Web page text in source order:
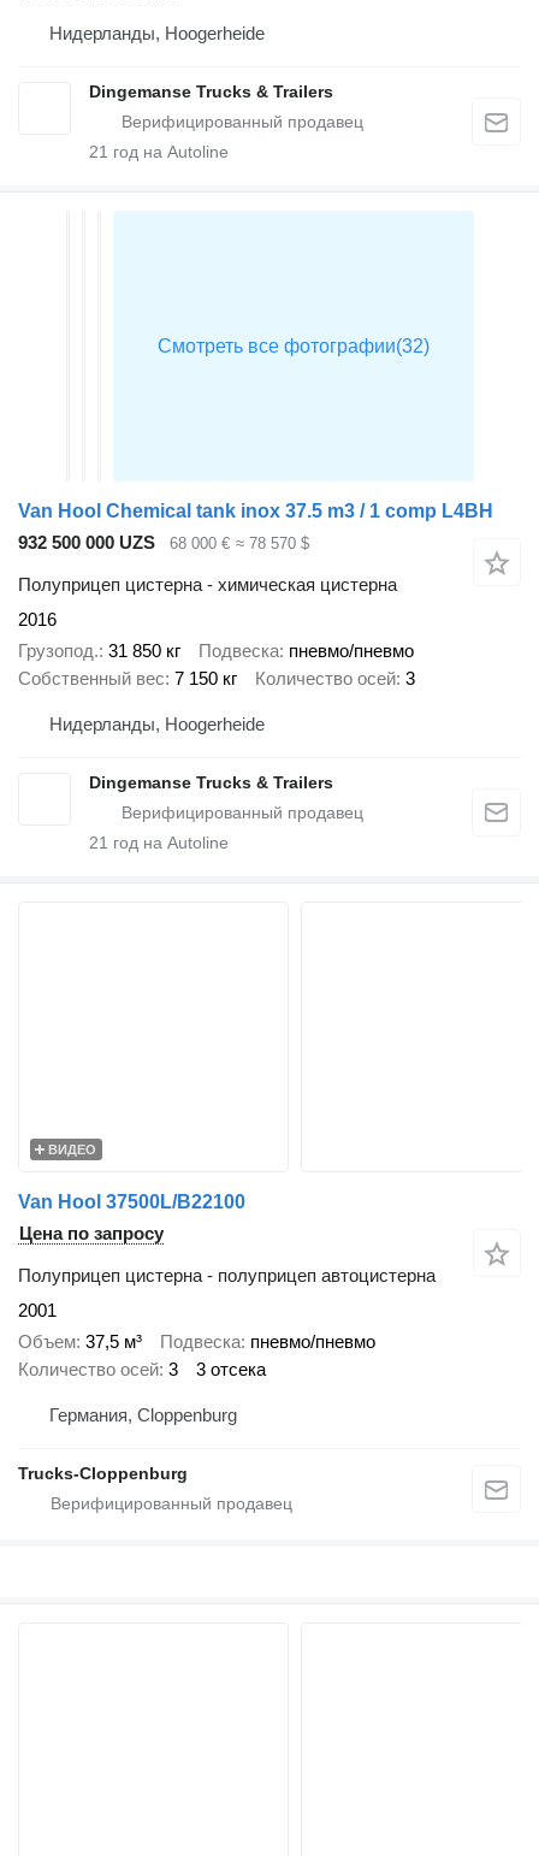
Нидерланды, Hoogerheide
Dingemanse Trucks & Trailers
21 год на Autoline
Van Hool Chemical tank inox 37.5 m3 / 1 comp L4BH
932 500 000 UZS
68 000 € ≈ 78 570 $
Полуприцеп цистерна - химическая цистерна
2016
Грузопод. 31 850 кг Подвеска пневмо/пневмо
Собственный вес 7 150 кг Количество осей 3
Нидерланды, Hoogerheide
Dingemanse Trucks & Trailers
21 год на Autoline
ВИДЕО
Van Hool 37500L/B22100
Цена по запросу
Полуприцеп цистерна - полуприцеп автоцистерна
2001
Объем 37,5 м³ Подвеска пневмо/пневмо
Количество осей 3 3 отсека
Германия, Cloppenburg
Trucks-Cloppenburg